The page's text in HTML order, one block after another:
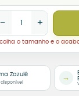
Decorativo O
− +
o tamanho e o
Zazulê →